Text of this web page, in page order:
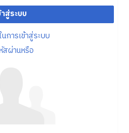
าสู่ระบบ
การเข้าสู่ระบบ
สผ่านหรือ